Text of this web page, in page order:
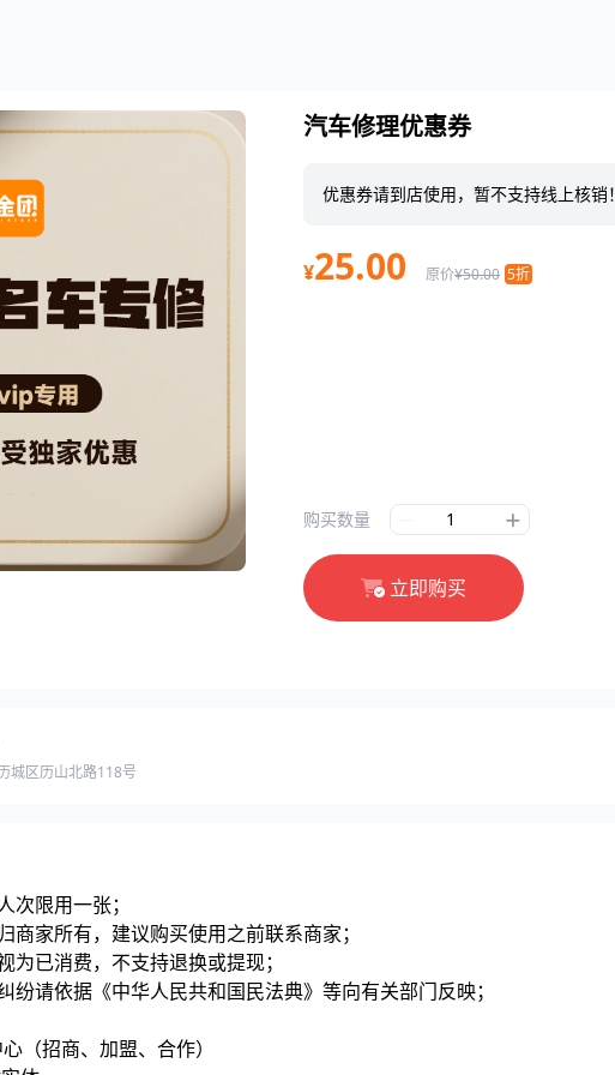
汽车修理优惠券
优惠券请到店使用，暂不支持线上核销！
¥25.00 原价¥50.00 5折
购买数量
立即购买
城区历山北路118号
次限用一张；
商家所有，建议购买使用之前联系商家；
为已消费，不支持退换或提现；
纷请依据《中华人民共和国民法典》等向有关部门反映；
（招商、加盟、合作）